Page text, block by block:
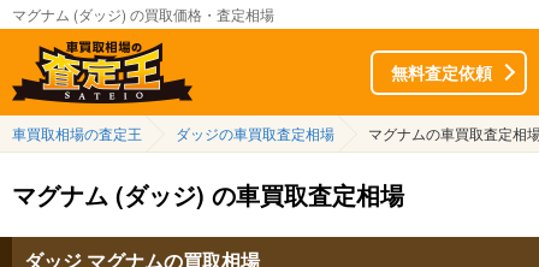
マグナム (ダッジ) の買取価格・査定相場
無料査定依頼
車買取相場の査定王 ダッジの車買取査定相場 マグナムの車買取査定相
マグナム (ダッジ) の車買取査定相場
ダッジ マグナムの買取相場